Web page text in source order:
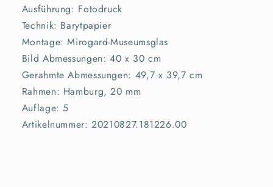
Ausführung: Fotodruck
Technik: Barytpapier
Montage: Mirogard-Museumsglas
Bild Abmessungen: 40 x 30 cm
Gerahmte Abmessungen: 49,7 x 39,7 cm
Rahmen: Hamburg, 20 mm
Auflage: 5
Artikelnummer: 20210827.181226.00